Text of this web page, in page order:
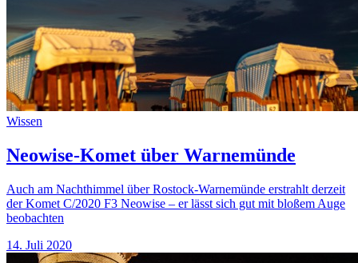
Wissen
Neowise-Komet über Warnemünde
Auch am Nachthimmel über Rostock-Warnemünde erstrahlt derzeit
der Komet C/2020 F3 Neowise – er lässt sich gut mit bloßem Auge
beobachten
14. Juli 2020